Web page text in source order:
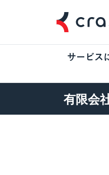
サービス
有限会